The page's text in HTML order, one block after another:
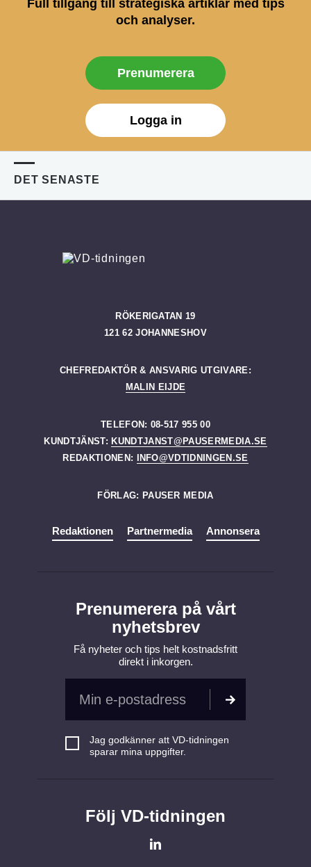
Full tillgång till strategiska artiklar med tips
och analyser.
Prenumerera
Logga in
DET SENASTE
RÖKERIGATAN 19
121 62 JOHANNESHOV
CHEFREDAKTÖR & ANSVARIG UTGIVARE:
MALIN EIJDE
TELEFON: 08-517 955 00
KUNDTJÄNST:KUNDTJANST@PAUSERMEDIA.SE
REDAKTIONEN: INFO@VDTIDNINGEN.SE
FÖRLAG: PAUSER MEDIA
Redaktionen Partnermedia Annonsera
Prenumerera på vårt
nyhetsbrev
Få nyheter och tips helt kostnadsfritt
direkt i inkorgen.
Jag godkänner att VD-tidningen
sparar mina uppgifter.
Följ VD-tidningen